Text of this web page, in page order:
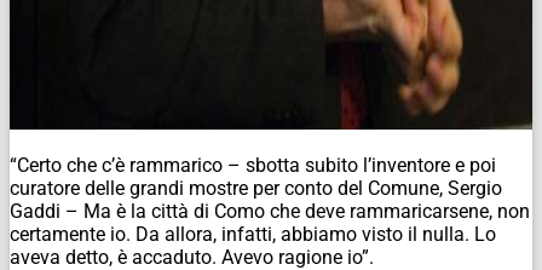
“Certo che c’è rammarico – sbotta subito l’inventore e poi
curatore delle grandi mostre per conto del Comune, Sergio
Gaddi – Ma è la città di Como che deve rammaricarsene, non
certamente io. Da allora, infatti, abbiamo visto il nulla. Lo
aveva detto, è accaduto. Avevo ragione io”.